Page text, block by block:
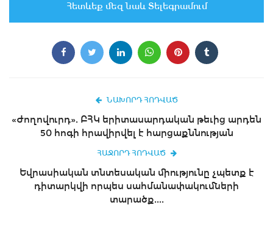
Հետևեք մեզ նաև Տելեգրամում
ՆԱԽՈՐԴ ՀՈԴՎԱԾ
«Ժողովուրդ». ԲՀԿ երիտասարդական թեւից արդեն
50 հոգի հրավիրվել է հարցաքննության
ՀԱՋՈՐԴ ՀՈԴՎԱԾ
Եվրասիական տնտեսական միությունը չպետք է
դիտարկվի որպես սահմանափակումների
տարածք....